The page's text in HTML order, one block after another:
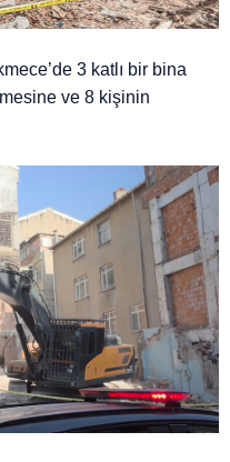
3 katlı bir bina
ve 8 kişinin